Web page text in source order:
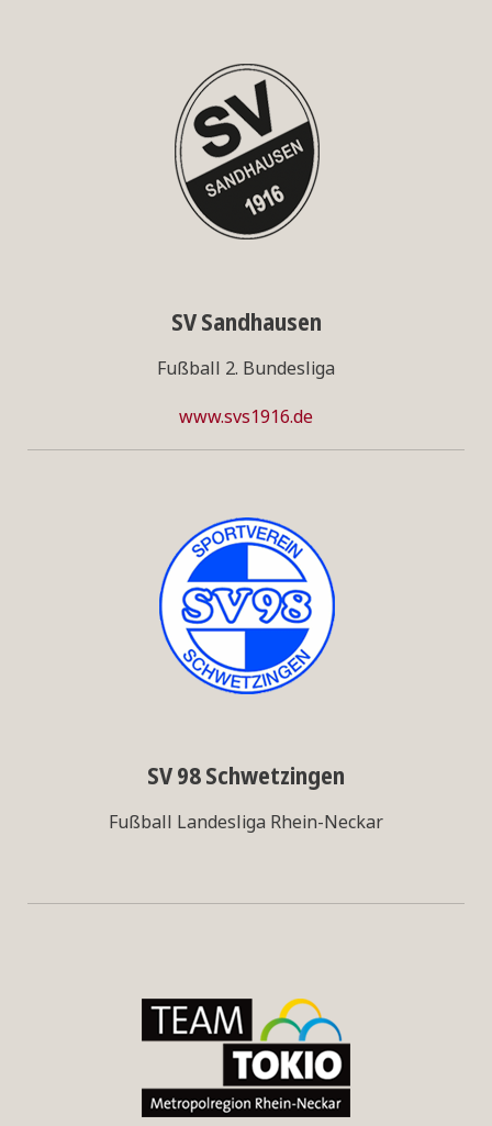
SV Sandhausen
Fußball 2. Bundesliga
www.svs1916.de
SV 98 Schwetzingen
Fußball Landesliga Rhein-Neckar